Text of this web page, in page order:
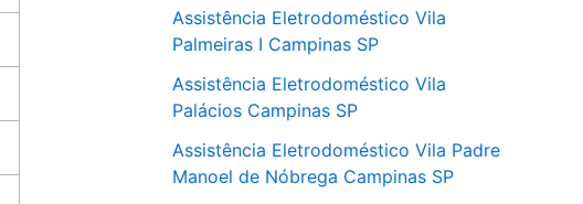
Assistência Eletrodoméstico Vila
Palmeiras I Campinas SP
Assistência Eletrodoméstico Vila
Palácios Campinas SP
Assistência Eletrodoméstico Vila Padre
Manoel de Nóbrega Campinas SP